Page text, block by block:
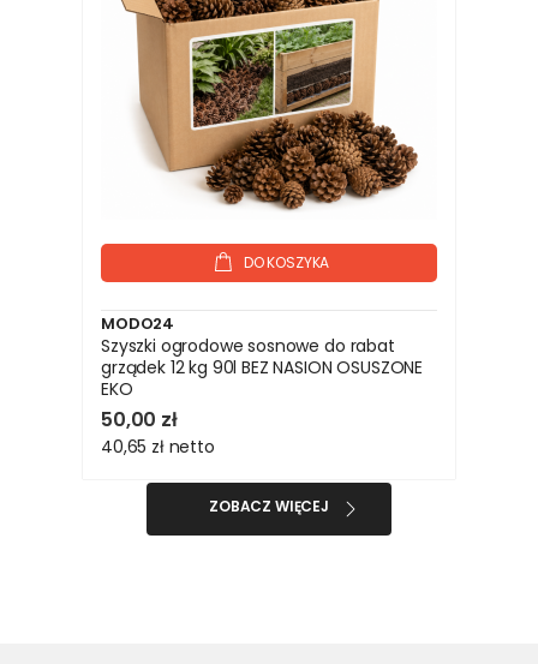
DO KOSZYKA
MODO24
Szyszki ogrodowe sosnowe do rabat
grządek 12 kg 90l BEZ NASION OSUSZONE
EKO
50,00 zł
40,65 zł netto
ZOBACZ WIĘCEJ